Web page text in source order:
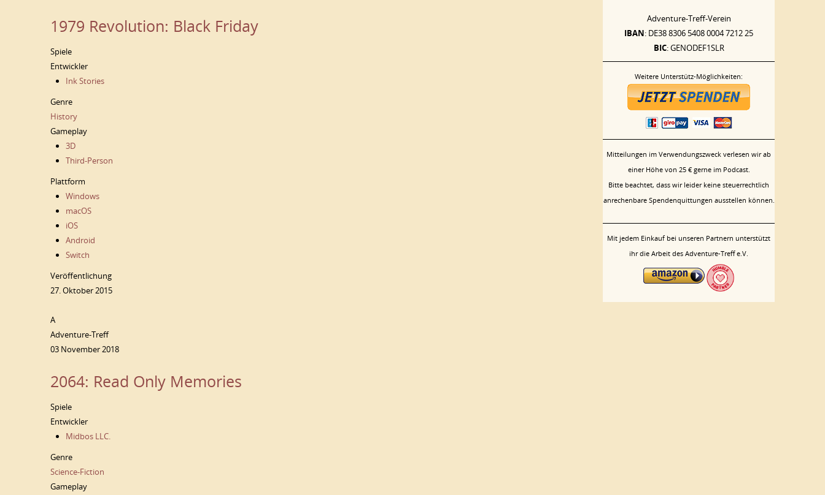
1979 Revolution: Black Friday
Spiele
Entwickler
Ink Stories
Genre
History
Gameplay
3D
Third-Person
Plattform
Windows
macOS
iOS
Android
Switch
Veröffentlichung
27. Oktober 2015
A
Adventure-Treff
03 November 2018
2064: Read Only Memories
Spiele
Entwickler
Midbos LLC.
Genre
Science-Fiction
Gameplay
Adventure-Treff-Verein
IBAN: DE38 8306 5408 0004 7212 25
BIC: GENODEF1SLR
Weitere Unterstütz-Möglichkeiten:
Mitteilungen im Verwendungszweck verlesen wir ab
einer Höhe von 25 € gerne im Podcast.
Bitte beachtet, dass wir leider keine steuerrechtlich
anrechenbare Spendenquittungen ausstellen können.
Mit jedem Einkauf bei unseren Partnern unterstützt
ihr die Arbeit des Adventure-Treff e.V.